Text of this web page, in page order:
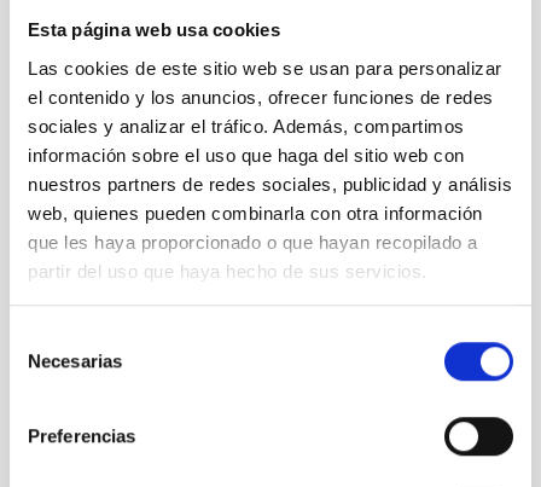
Esta página web usa cookies
Las cookies de este sitio web se usan para personalizar
el contenido y los anuncios, ofrecer funciones de redes
sociales y analizar el tráfico. Además, compartimos
información sobre el uso que haga del sitio web con
nuestros partners de redes sociales, publicidad y análisis
web, quienes pueden combinarla con otra información
que les haya proporcionado o que hayan recopilado a
partir del uso que haya hecho de sus servicios.
Necesarias
Preferencias
(02) Artistic representation of the planet Proxima b
orbiting its star, Proxima Centauri. Credit: Gabriel
Pérez Díaz, SMM (IAC).